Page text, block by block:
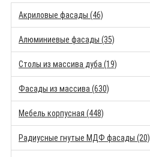
Акриловые фасады (46)
Алюминиевые фасады (35)
Столы из массива дуба (19)
Фасады из массива (630)
Мебель корпусная (448)
Радиусные гнутые МДФ фасады (20)